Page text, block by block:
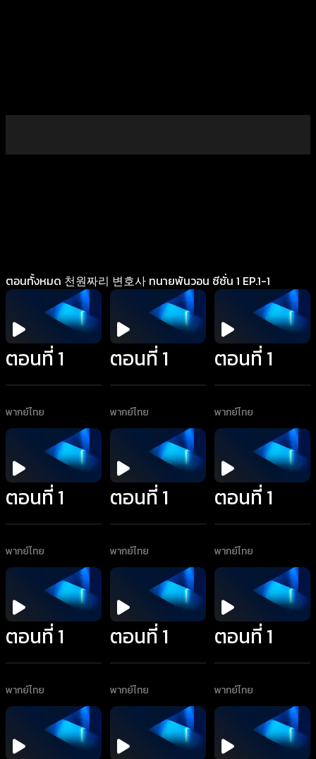
ตอนทั้งหมด 천원짜리 변호사 ทนายพันวอน ซีซั่น 1 EP.1-1
ตอนที่ 1
พากย์ไทย
ตอนที่ 1
พากย์ไทย
ตอนที่ 1
พากย์ไทย
ตอนที่ 1
พากย์ไทย
ตอนที่ 1
พากย์ไทย
ตอนที่ 1
พากย์ไทย
ตอนที่ 1
พากย์ไทย
ตอนที่ 1
พากย์ไทย
ตอนที่ 1
พากย์ไทย